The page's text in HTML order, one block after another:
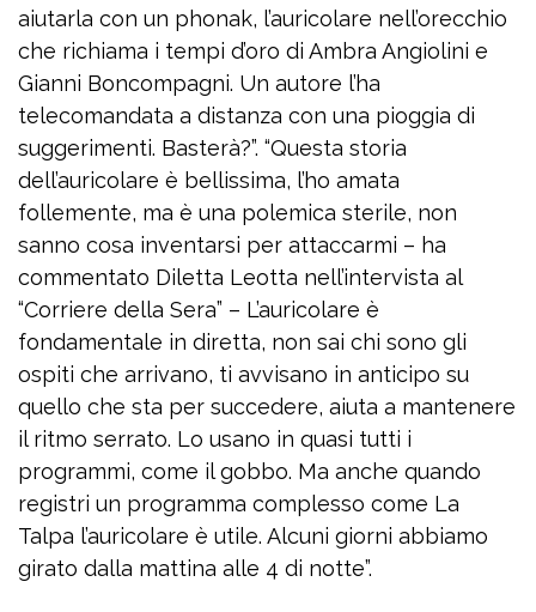
aiutarla con un phonak, l’auricolare nell’orecchio
che richiama i tempi d’oro di Ambra Angiolini e
Gianni Boncompagni. Un autore l’ha
telecomandata a distanza con una pioggia di
suggerimenti. Basterà?”. “Questa storia
dell’auricolare è bellissima, l’ho amata
follemente, ma è una polemica sterile, non
sanno cosa inventarsi per attaccarmi – ha
commentato Diletta Leotta nell’intervista al
“Corriere della Sera” – L’auricolare è
fondamentale in diretta, non sai chi sono gli
ospiti che arrivano, ti avvisano in anticipo su
quello che sta per succedere, aiuta a mantenere
il ritmo serrato. Lo usano in quasi tutti i
programmi, come il gobbo. Ma anche quando
registri un programma complesso come La
Talpa l’auricolare è utile. Alcuni giorni abbiamo
girato dalla mattina alle 4 di notte”.